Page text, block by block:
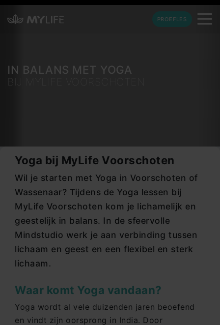
PROEFLES
IN BALANS MET YOGA
BIJ MYLIFE VOORSCHOTEN
Yoga bij MyLife Voorschoten
Wil je starten met Yoga in Voorschoten of
Wassenaar? Tijdens de Yoga lessen bij
MyLife Voorschoten kom je lichamelijk en
geestelijk in balans. In de sfeervolle
Mindstudio werk je aan verbinding tussen
lichaam en geest en een flexibel en sterk
lichaam.
Waar komt Yoga vandaan?
Yoga wordt al vele duizenden jaren beoefend
en vindt zijn oorsprong in India. Door